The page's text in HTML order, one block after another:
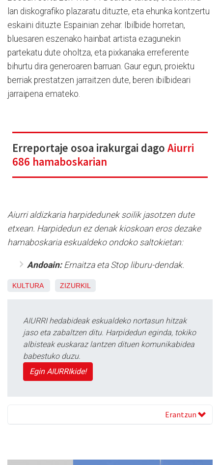
lan diskografiko plazaratu dituzte, eta ehunka kontzertu
eskaini dituzte Espainian zehar. Ibilbide horretan,
bluesaren eszenako hainbat artista ezagunekin
partekatu dute oholtza, eta pixkanaka erreferente
bihurtu dira generoaren barruan. Gaur egun, proiektu
berriak prestatzen jarraitzen dute, beren ibilbideari
jarraipena emateko.
Erreportaje osoa irakurgai dagoAiurri
686 hamaboskarian
Aiurri aldizkaria harpidedunek soilik jasotzen dute
etxean. Harpidedun ez denak kioskoan eros dezake
hamaboskaria eskualdeko ondoko saltokietan:
Andoain: Ernaitza eta Stop liburu-dendak.
KULTURA ZIZURKIL
AIURRI hedabideak eskualdeko nortasun hitzak
jaso eta zabaltzen ditu. Harpidedun eginda, tokiko
albisteak euskaraz lantzen dituen komunikabidea
babestuko duzu.
Egin AIURRIkide!
Erantzun